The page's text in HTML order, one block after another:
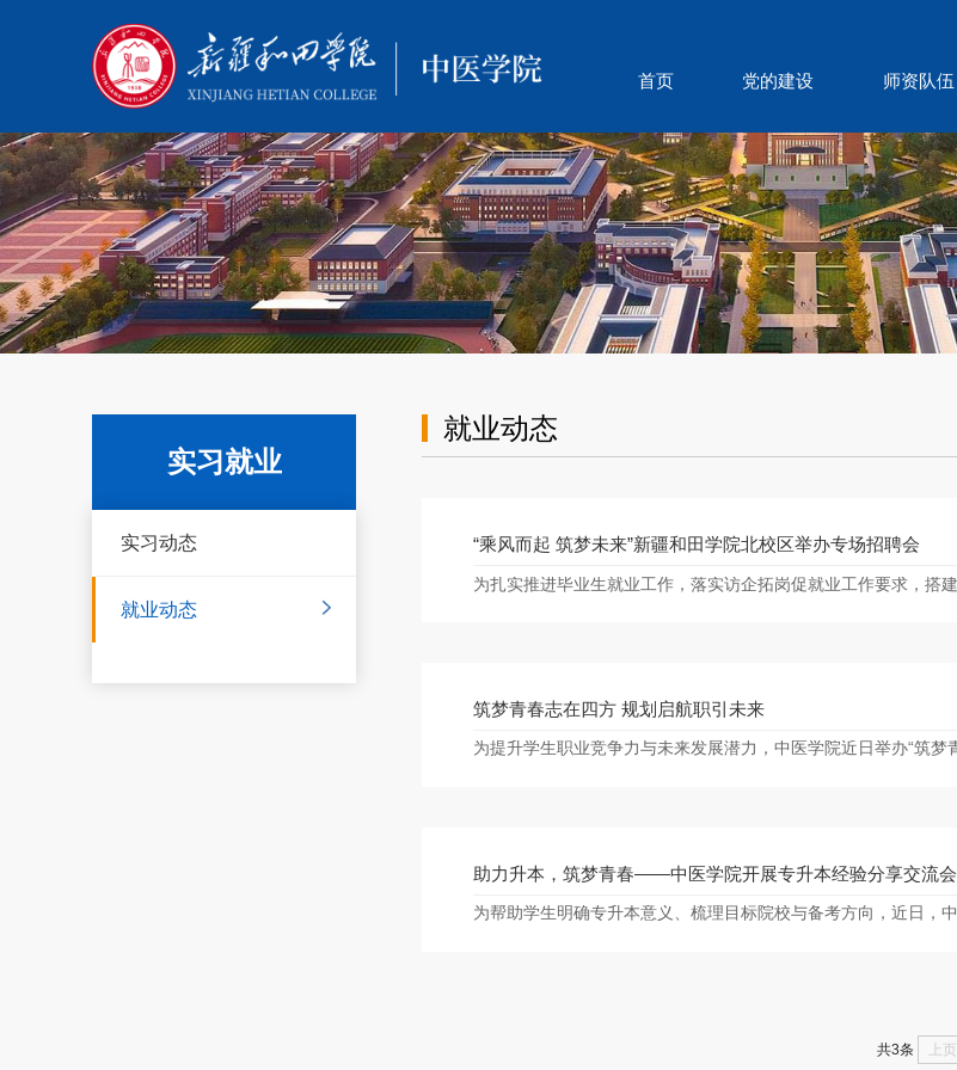
首页 党的建设 师资队伍
实习就业
实习动态
就业动态
就业动态
“乘风而起 筑梦未来”新疆和田学院北校区举办专场招聘会
筑梦青春志在四方 规划启航职引未来
助力升本，筑梦青春——中医学院开展专升本经验分享交流会
共3条 上页